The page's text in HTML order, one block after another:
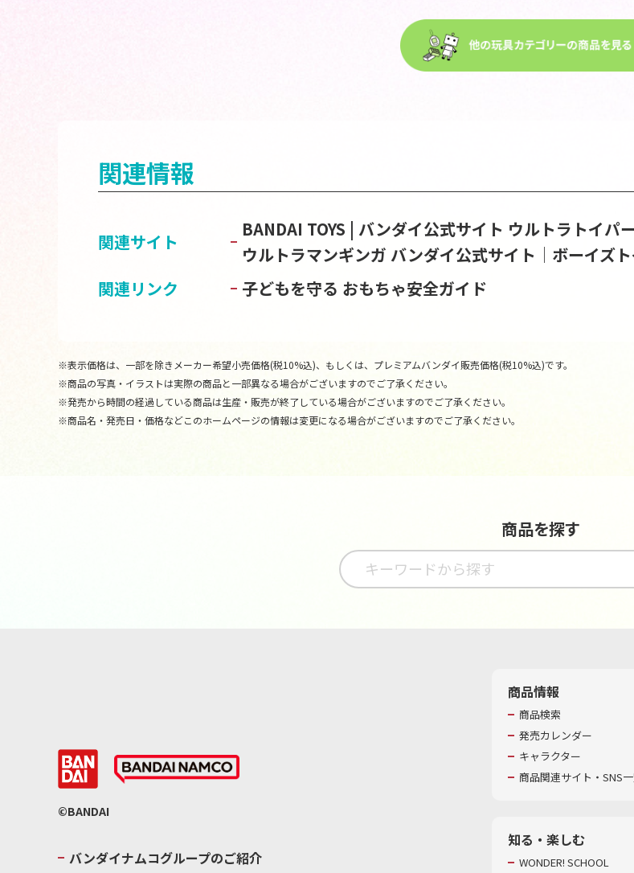
関連情報
関連サイト
BANDAI TOYS | バンダイ公式サイト ウルトラトイパ
ウルトラマンギンガ バンダイ公式サイト│ボーイズ
関連リンク
子どもを守る おもちゃ安全ガイド
※表示価格は、一部を除きメーカー希望小売価格(税10%込)、もしくは、プレミアムバンダイ販売価格(税10%込)です。
※商品の写真・イラストは実際の商品と一部異なる場合がございますのでご了承ください。
※発売から時間の経過している商品は生産・販売が終了している場合がございますのでご了承ください。
※商品名・発売日・価格などこのホームページの情報は変更になる場合がございますのでご了承ください。
商品を探す
©BANDAI
バンダイナムコグループのご紹介
商品情報
商品検索
発売カレンダー
キャラクター
商品関連サイト・SNS
知る・楽しむ
WONDER! SCHOOL